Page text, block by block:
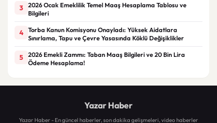
3
2026 Ocak Emeklilik Temel Maaş Hesaplama Tablosu ve
Bilgileri
4
Torba Kanun Komisyonu Onayladı: Yüksek Aidatlara
Sınırlama, Tapu ve Çevre Yasasında Köklü Değişiklikler
5
2026 Emekli Zammı: Taban Maaş Bilgileri ve 20 Bin Lira
Ödeme Hesaplama!
Yazar Haber
Yazar Haber - En güncel haberler, son dakika gelişmeleri, video haberler